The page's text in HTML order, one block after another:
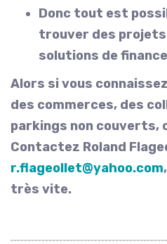
Donc tout est
trouver des
solutions de
Alors si vous
des commerces, des
parkings non couverts,
Contactez Roland
r.flageollet@yahoo.com
très vite.